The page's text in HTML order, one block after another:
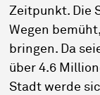
Zeitpunkt. Die
Wegen
bringen. Da
über 4.6
Stadt werde